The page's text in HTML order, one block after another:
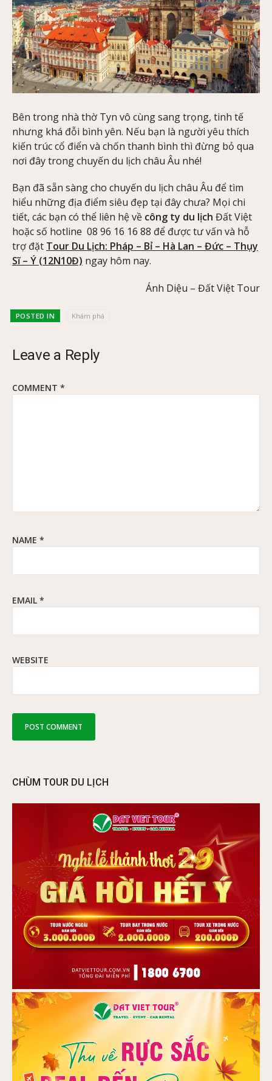
Bên trong nhà thờ Tyn vô cùng sang trọng, tinh tế
nhưng khá đỗi bình yên. Nếu bạn là người yêu thích
kiến trúc cổ điển và chốn thanh bình thì đừng bỏ qua
nơi đây trong chuyến du lịch châu Âu nhé!
Bạn đã sẵn sàng cho chuyến du lịch châu Âu để tìm
hiểu những địa điểm siêu đẹp tại đây chưa? Mọi chi
tiết, các bạn có thể liên hệ về công ty du lịch Đất Việt
hoặc số hotline 08 96 16 16 88 để được tư vấn và hỗ
trợ đặt Tour Du Lịch: Pháp – Bỉ – Hà Lan – Đức – Thụy
Sĩ – Ý (12N10Đ) ngay hôm nay.
Ánh Diệu – Đất Việt Tour
POSTED IN Khám phá
Leave a Reply
COMMENT *
NAME *
EMAIL *
WEBSITE
CHÙM TOUR DU LỊCH